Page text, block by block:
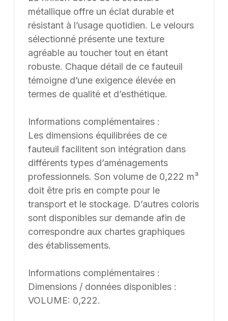
métallique offre un éclat durable et
résistant à l’usage quotidien. Le velours
sélectionné présente une texture
agréable au toucher tout en étant
robuste. Chaque détail de ce fauteuil
témoigne d’une exigence élevée en
termes de qualité et d’esthétique.
Informations complémentaires :
Les dimensions équilibrées de ce
fauteuil facilitent son intégration dans
différents types d’aménagements
professionnels. Son volume de 0,222 m³
doit être pris en compte pour le
transport et le stockage. D’autres coloris
sont disponibles sur demande afin de
correspondre aux chartes graphiques
des établissements.
Informations complémentaires :
Dimensions / données disponibles :
VOLUME: 0,222.